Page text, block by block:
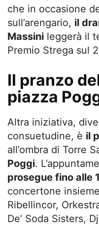
che in occasione
sull’arengario, il
Massini leggerà il
Premio Strega sul
Il pranzo
piazza
Altra iniziativa,
consuetudine, è il
all’ombra di Torre
Poggi.
prosegue fino alle
concertone
Ribellincor,
De’ Soda Sisters,